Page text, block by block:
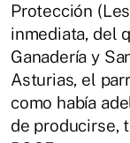
Protección
inmediata, del
Ganadería y
Asturias, el
como había
de producirse,